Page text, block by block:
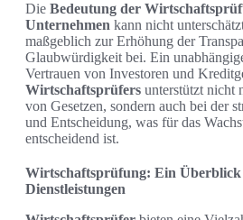
Die Bedeutung der
Unternehmen kann nicht
maßgeblich zur Erhöhung der
Glaubwürdigkeit bei. Ein
Vertrauen von Investoren und
Wirtschaftsprüfers unterstützt nicht
von Gesetzen, sondern auch bei der
und Entscheidung, was für das
entscheidend ist.
Wirtschaftsprüfung: Ein Überblick
Dienstleistungen